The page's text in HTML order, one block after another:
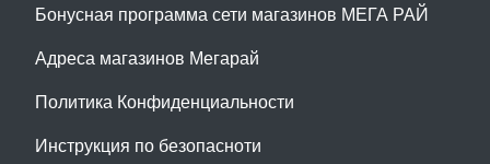
Бонусная программа сети магазинов МЕГА РАЙ
Адреса магазинов Мегарай
Политика Конфиденциальности
Инструкция по безопасноти